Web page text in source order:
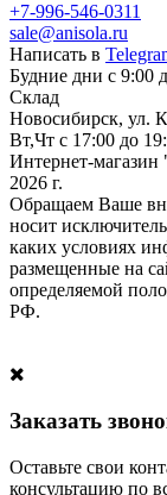
+7-996-546-0311
sale@anisola.ru
Написать в
Будние дни с 9:00
Склад
Новосибирск, ул.
Вт,Чт с 17:00 до
Интернет-
2026 г.
Обращаем Ваше
носит
каких условиях
размещенные на
определяемой
РФ.
Заказать
Оставьте свои
консультацию по